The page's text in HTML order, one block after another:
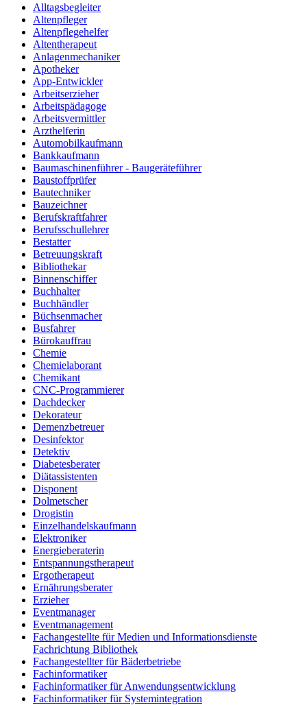
Alltagsbegleiter
Altenpfleger
Altenpflegehelfer
Altentherapeut
Anlagenmechaniker
Apotheker
App-Entwickler
Arbeitserzieher
Arbeitspädagoge
Arbeitsvermittler
Arzthelferin
Automobilkaufmann
Bankkaufmann
Baumaschinenführer - Baugeräteführer
Baustoffprüfer
Bautechniker
Bauzeichner
Berufskraftfahrer
Berufsschullehrer
Bestatter
Betreuungskraft
Bibliothekar
Binnenschiffer
Buchhalter
Buchhändler
Büchsenmacher
Busfahrer
Bürokauffrau
Chemie
Chemielaborant
Chemikant
CNC-Programmierer
Dachdecker
Dekorateur
Demenzbetreuer
Desinfektor
Detektiv
Diabetesberater
Diätassistenten
Disponent
Dolmetscher
Drogistin
Einzelhandelskaufmann
Elektroniker
Energieberaterin
Entspannungstherapeut
Ergotherapeut
Ernährungsberater
Erzieher
Eventmanager
Eventmanagement
Fachangestellte für Medien und Informationsdienste
Fachrichtung Bibliothek
Fachangestellter für Bäderbetriebe
Fachinformatiker
Fachinformatiker für Anwendungsentwicklung
Fachinformatiker für Systemintegration